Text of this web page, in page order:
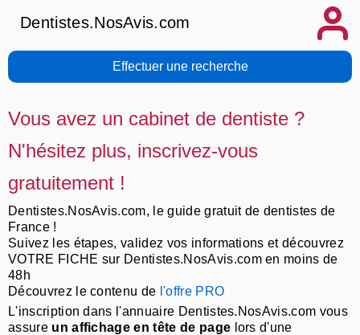
Dentistes.NosAvis.com
Effectuer une recherche
Vous avez un cabinet de dentiste ?
N'hésitez plus, inscrivez-vous
gratuitement !
Dentistes.NosAvis.com, le guide gratuit de dentistes de
France !
Suivez les étapes, validez vos informations et découvrez
VOTRE FICHE sur Dentistes.NosAvis.com en moins de
48h
Découvrez le contenu de l'offre PRO
L'inscription dans l'annuaire Dentistes.NosAvis.com vous
assure un affichage en tête de page lors d'une